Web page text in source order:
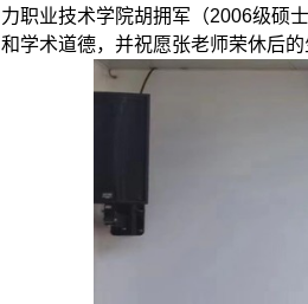
力职业技术学院胡拥军（2006级硕
和学术道德，并祝愿张老师荣休后的